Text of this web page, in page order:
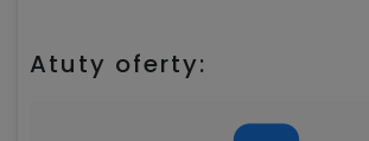
Atuty oferty: